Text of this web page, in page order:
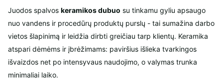
Juodos spalvos keramikos dubuo su tinkamu gyliu apsaugo
nuo vandens ir procedūrų produktų purslų - tai sumažina darbo
vietos šlapinimą ir leidžia dirbti greičiau tarp klientų. Keramika
atspari dėmėms ir įbrėžimams: paviršius išlieka tvarkingos
išvaizdos net po intensyvaus naudojimo, o valymas trunka
minimaliai laiko.